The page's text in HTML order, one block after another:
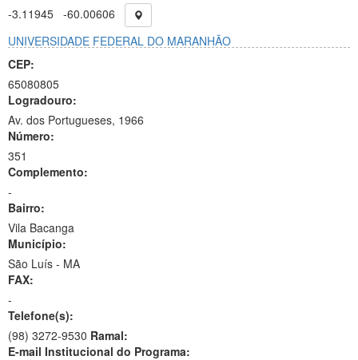
-3.11945 -60.00606
UNIVERSIDADE FEDERAL DO MARANHÃO
CEP:
65080805
Logradouro:
Av. dos Portugueses, 1966
Número:
351
Complemento:
-
Bairro:
Vila Bacanga
Município:
São Luís - MA
FAX:
-
Telefone(s):
(98) 3272-9530 Ramal:
E-mail Institucional do Programa: